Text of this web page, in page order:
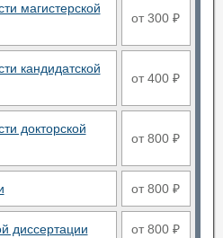
магистерской
от 300 ₽
кандидатской
от 400 ₽
докторской
от 800 ₽
от 800 ₽
диссертации от 800 ₽